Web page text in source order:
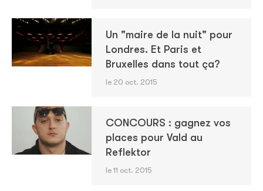
Un "maire de la nuit" pour
Londres. Et Paris et
Bruxelles dans tout ça?
le 20 oct. 2015
CONCOURS : gagnez vos
places pour Vald au
Reflektor
le 11 oct. 2015